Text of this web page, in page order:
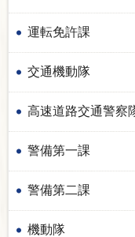
運転免許課
交通機動隊
高速道路交通警察
警備第一課
警備第二課
機動隊